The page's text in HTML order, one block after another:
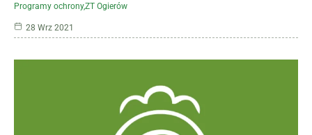
Programy ochronyZT Ogierów
28 Wrz 2021